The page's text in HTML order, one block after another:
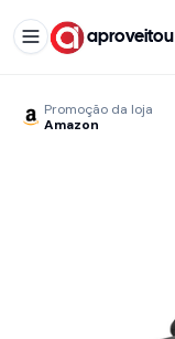
aproveitou
Promoção da loja
Amazon